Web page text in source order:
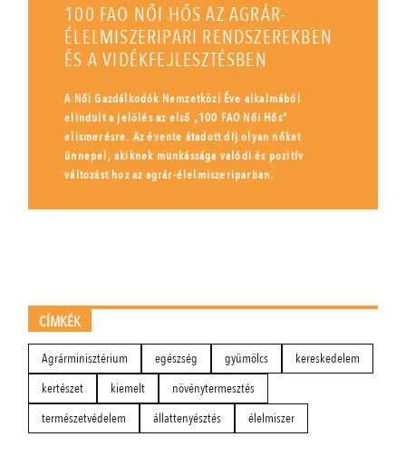
100 FAO NŐI HŐS AZ AGRÁR-
ÉLELMISZERIPARI RENDSZEREKBEN
ÉS A VIDÉKFEJLESZTÉSBEN
A Női Gazdálkodók Nemzetközi Éve alkalmából
elindult a jelölés az első „100 FAO Női Hős”
elismerésre. Az évente átadott díj olyan nőket
ünnepel, akiknek munkássága valódi és pozitív
változást hoz az agrár-élelmiszeriparban.
CÍMKÉK
Agrárminisztérium egészség gyümölcs
kereskedelem
kertészet
kiemelt
növénytermesztés
természetvédelem
állattenyésztés élelmiszer